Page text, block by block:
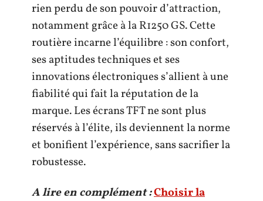
rien perdu de son pouvoir d’attraction,
notamment grâce à la R1250 GS. Cette
routière incarne l’équilibre : son confort,
ses aptitudes techniques et ses
innovations électroniques s’allient à une
fiabilité qui fait la réputation de la
marque. Les écrans TFT ne sont plus
réservés à l’élite, ils deviennent la norme
et bonifient l’expérience, sans sacrifier la
robustesse.
A lire en complément :Choisir la